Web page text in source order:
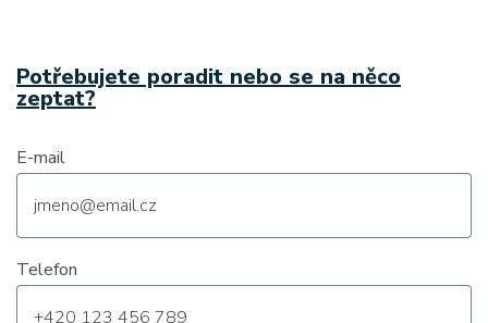
Potřebujete poradit nebo se na něco
zeptat?
E-mail
Telefon